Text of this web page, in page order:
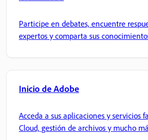
Participe en debates, encuentre
expertos y comparta sus
Inicio de Adobe
Acceda a sus aplicaciones y servicios
Cloud, gestión de archivos y mucho